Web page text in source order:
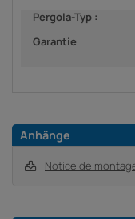
Pergola-Typ :
Garantie
Anhänge
Notice de